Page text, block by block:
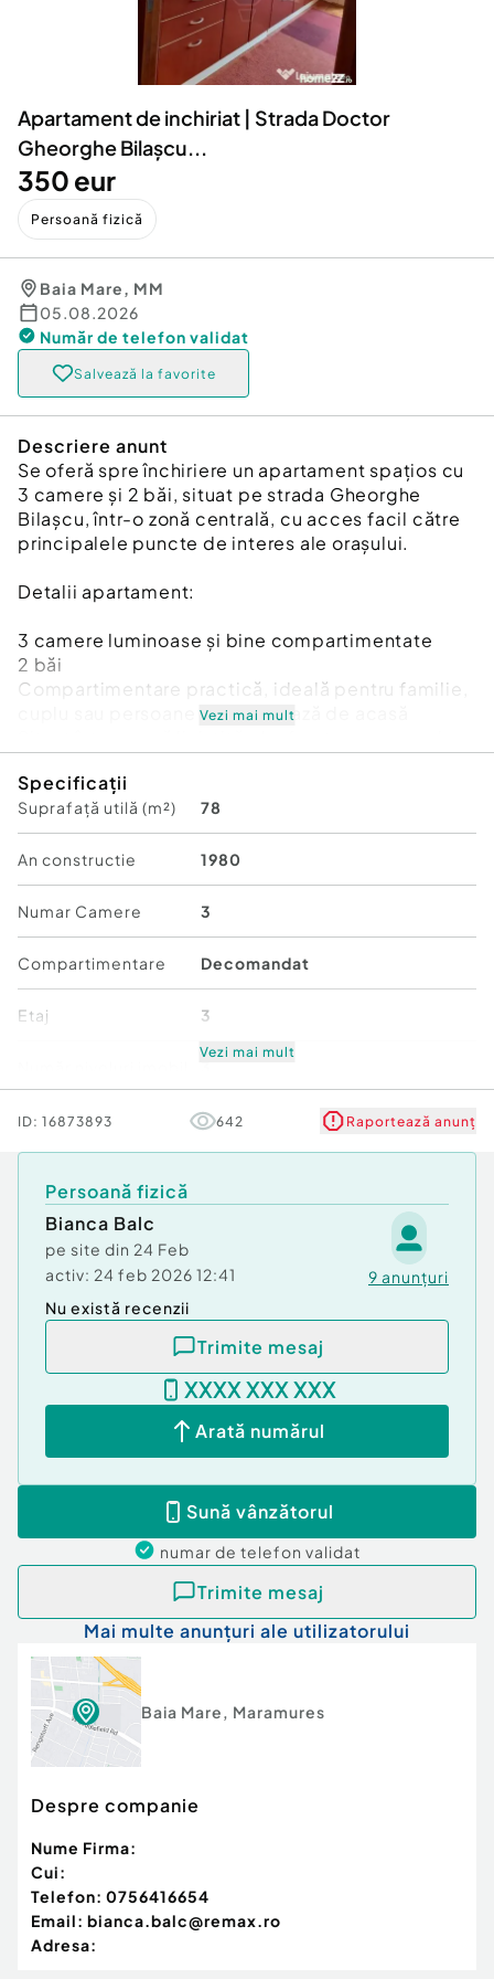
Animale de companie
Afaceri și echipamente profesionale
Inchiriere Bunuri si Vehicule
Utilaje agricole si industriale
Piese auto si accesorii
Apartament de inchiriat | Strada Doctor
Gheorghe Bilașcu...
350 eur
Persoană fizică
Baia Mare, MM
05.08.2026
Număr de telefon validat
Salvează la favorite
Descriere anunt
Se oferă spre închiriere un apartament spațios cu
3 camere și 2 băi, situat pe strada Gheorghe
Bilașcu, într-o zonă centrală, cu acces facil către
principalele puncte de interes ale orașului.
Detalii apartament:
3 camere luminoase și bine compartimentate
2 băi
Compartimentare practică, ideală pentru familie,
cuplu sau persoane care lucrează de acasă
Acces rapid la mijloace de transport, magazine,
restaurante și alte facilități
Disponibil începând cu luna iulie.
Pentru mai multe informații și programarea unei
vizionări, vă rog să mă contactați.
Confort:
Tip imobil:
Bloc de apartamente
Număr Băi:
Posibilitate parcare: Nu
Vezi mai mult
Specificații
Suprafață utilă (m²) 78
An constructie 1980
Numar Camere 3
Compartimentare Decomandat
Etaj 3
Stare Bună
Vezi mai mult
ID: 16873893 642 Raportează anunț
Persoană fizică
Bianca Balc
pe site din 24 Feb
activ: 24 feb 2026 12:41 9 anunțuri
Nu există recenzii
Trimite mesaj
XXXX XXX XXX
Arată numărul
Sună vânzătorul
numar de telefon validat
Trimite mesaj
Mai multe anunțuri ale utilizatorului
Baia Mare, Maramures
Despre companie
Nume Firma:
Cui:
Telefon: 0756416654
Email: bianca.balc@remax.ro
Adresa: